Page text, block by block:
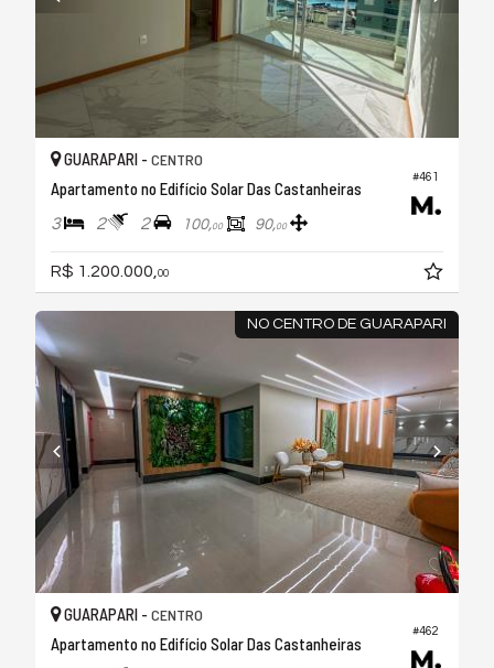
#461
GUARAPARI - CENTRO
Apartamento no Edifício Solar Das Castanheiras
3 2 2 100,00 90,00
R$ 1.200.000, 00
NO CENTRO DE GUARAPARI
#462
GUARAPARI - CENTRO
Apartamento no Edifício Solar Das Castanheiras